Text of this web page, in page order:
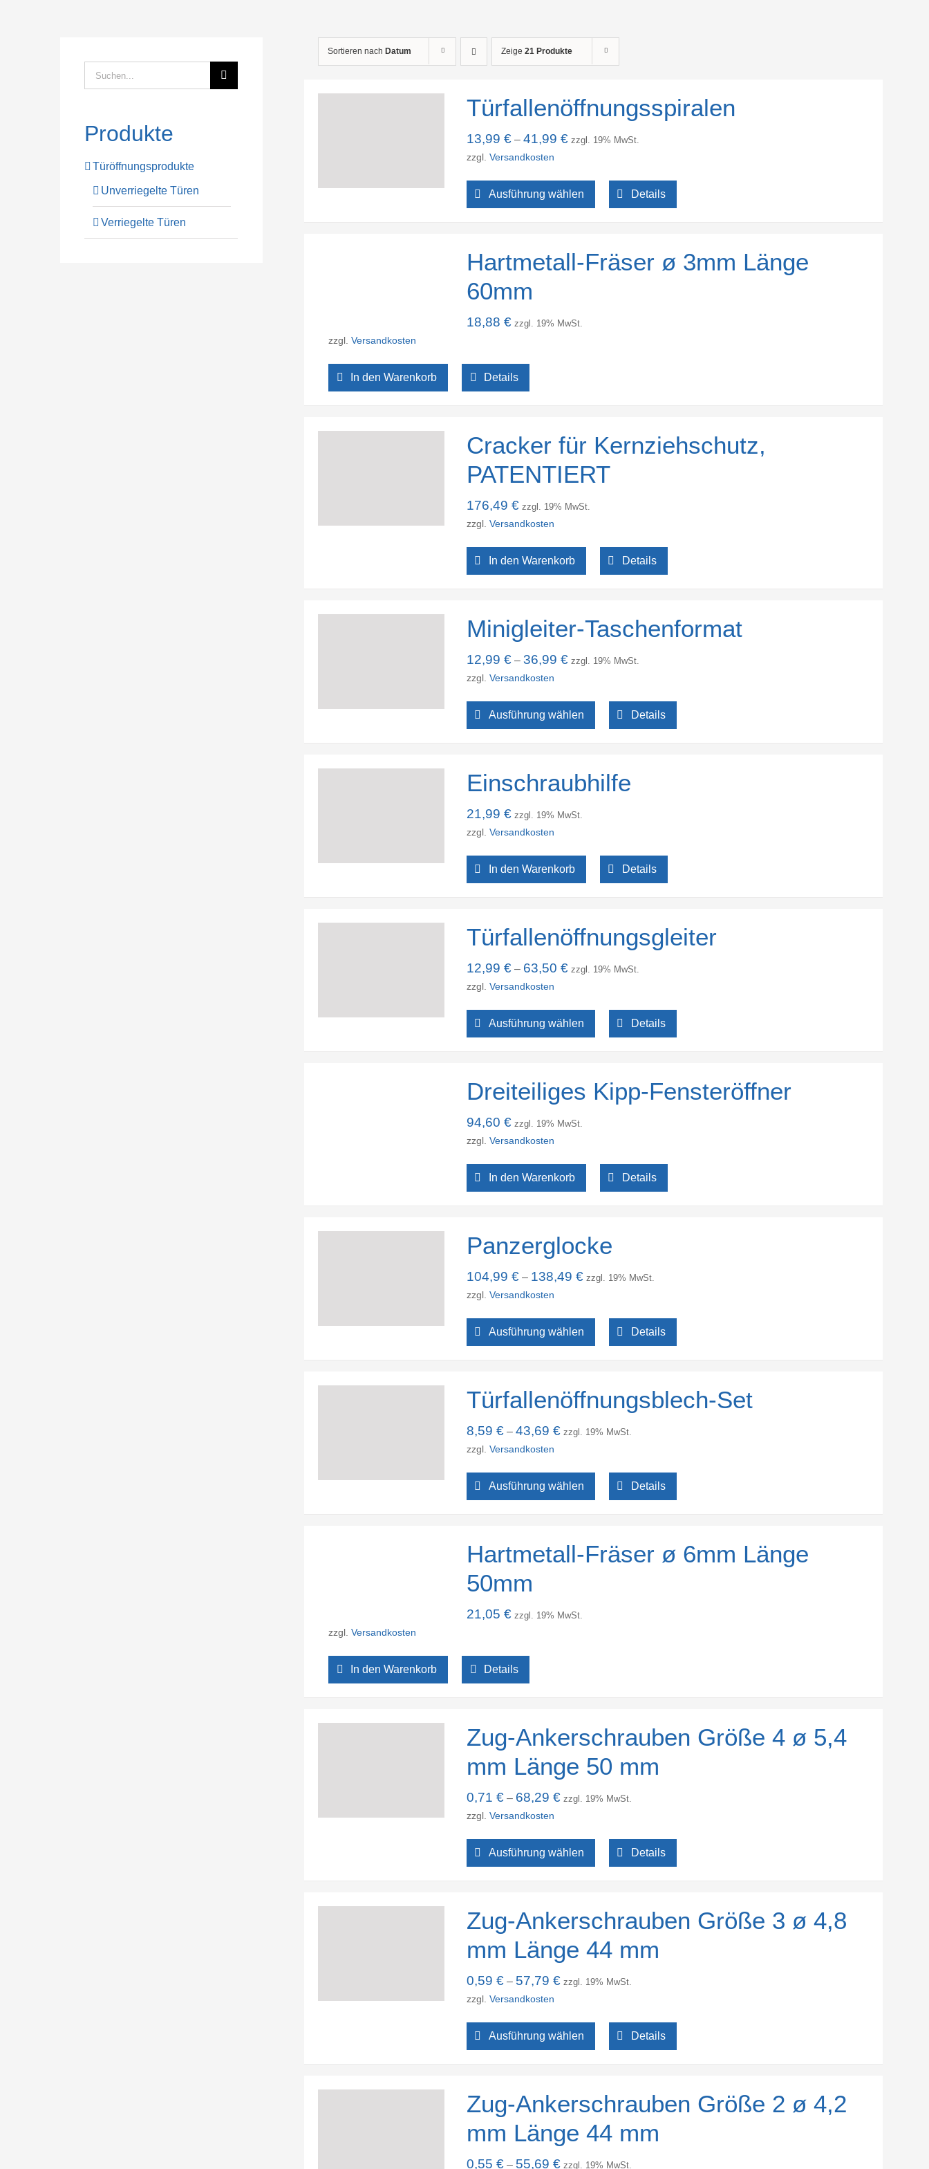
Sortieren nach Datum Zeige 21 Produkte
Türfallenöffnungsspiralen
13,99 €– 41,99 € zzgl. 19% MwSt.
zzgl. Versandkosten
Ausführung wählen Details
Hartmetall-Fräser ø 3mm Länge
60mm
18,88 € zzgl. 19% MwSt.
zzgl.Versandkosten
In den Warenkorb Details
Cracker für Kernziehschutz,
PATENTIERT
176,49 € zzgl. 19% MwSt.
zzgl. Versandkosten
In den Warenkorb Details
Minigleiter-Taschenformat
12,99 €– 36,99 € zzgl. 19% MwSt.
zzgl. Versandkosten
Ausführung wählen Details
Einschraubhilfe
21,99 € zzgl. 19% MwSt.
zzgl. Versandkosten
In den Warenkorb Details
Türfallenöffnungsgleiter
12,99 €– 63,50 € zzgl. 19% MwSt.
zzgl. Versandkosten
Ausführung wählen Details
Dreiteiliges Kipp-Fensteröffner
94,60 € zzgl. 19% MwSt.
zzgl. Versandkosten
In den Warenkorb Details
Panzerglocke
104,99 €– 138,49 € zzgl. 19% MwSt.
zzgl. Versandkosten
Ausführung wählen Details
Türfallenöffnungsblech-Set
8,59 €– 43,69 € zzgl. 19% MwSt.
zzgl. Versandkosten
Ausführung wählen Details
Hartmetall-Fräser ø 6mm Länge
50mm
21,05 € zzgl. 19% MwSt.
zzgl.Versandkosten
In den Warenkorb Details
Zug-Ankerschrauben Größe 4 ø 5,4
mm Länge 50 mm
0,71 €– 68,29 € zzgl. 19% MwSt.
zzgl. Versandkosten
Ausführung wählen Details
Zug-Ankerschrauben Größe 3 ø 4,8
mm Länge 44 mm
0,59 €– 57,79 € zzgl. 19% MwSt.
zzgl. Versandkosten
Ausführung wählen Details
Zug-Ankerschrauben Größe 2 ø 4,2
mm Länge 44 mm
0,55 €– 55,69 € zzgl. 19% MwSt.
Suche
nach:
Produkte
Türöffnungsprodukte
Unverriegelte Türen
Verriegelte Türen